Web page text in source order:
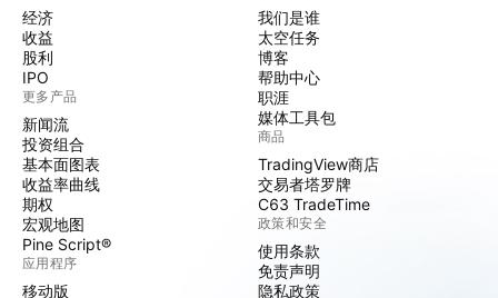
经济
收益
股利
IPO
更多产品
新闻流
投资组合
基本面图表
收益率曲线
期权
宏观地图
Pine Script®
应用程序
移动版
我们是谁
太空任务
博客
帮助中心
职涯
媒体工具包
商品
TradingView商店
交易者塔罗牌
C63 TradeTime
政策和安全
使用条款
免责声明
隐私政策